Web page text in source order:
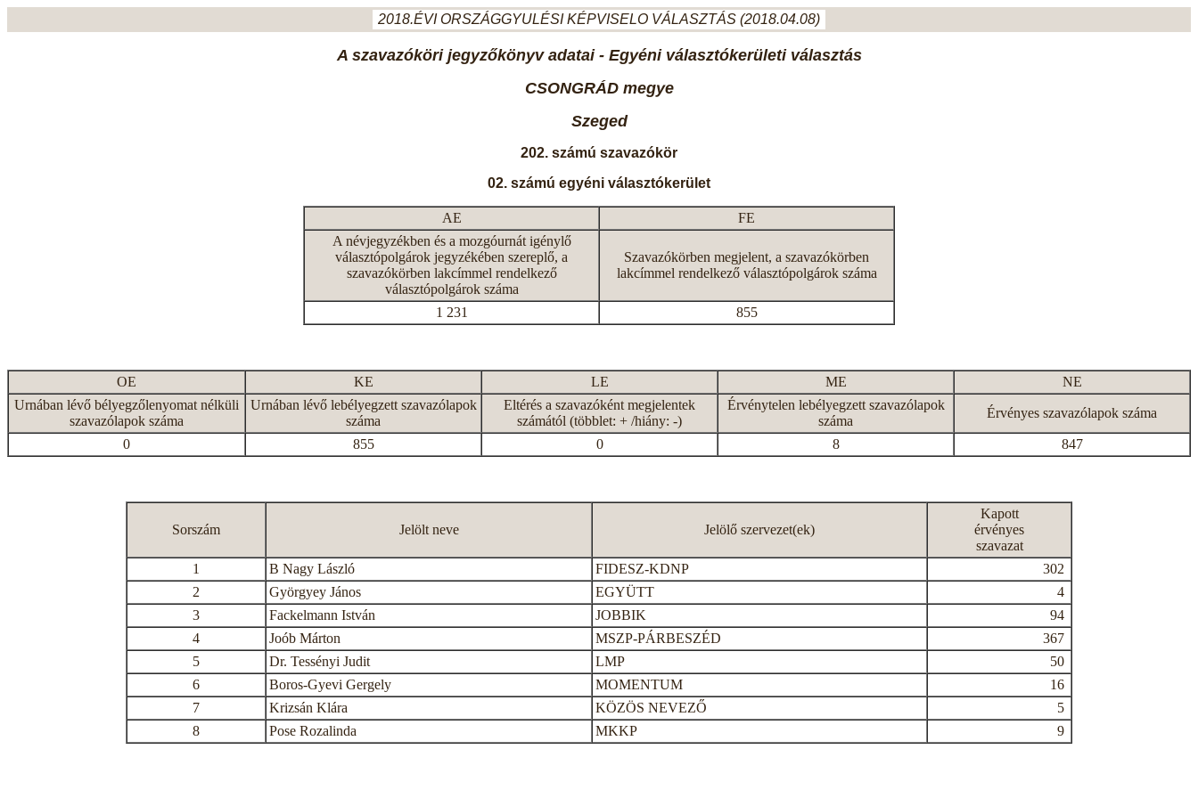
2018.ÉVI ORSZÁGGYULÉSI KÉPVISELO VÁLASZTÁS (2018.04.08)
A szavazóköri jegyzőkönyv adatai - Egyéni választókerületi választás
CSONGRÁD megye
Szeged
202. számú szavazókör
02. számú egyéni választókerület
AE
FE
A névjegyzékben és a mozgóurnát igénylő
választópolgárok jegyzékében szereplő, a
szavazókörben lakcímmel rendelkező
választópolgárok száma
Szavazókörben megjelent, a szavazókörben
lakcímmel rendelkező választópolgárok száma
1 231 855
OE KE LE ME
NE
Urnában lévő bélyegzőlenyomat nélküli
szavazólapok száma
Urnában lévő lebélyegzett szavazólapok
száma
Eltérés a szavazóként megjelentek
számától (többlet: + /hiány: -)
Érvénytelen lebélyegzett szavazólapok
száma
Érvényes szavazólapok száma
0 855 0 8 847
Sorszám Jelölt neve Jelölő szervezet(ek)
Kapott
érvényes
szavazat
1
B Nagy László FIDESZ-KDNP
302
2
Györgyey János EGYÜTT
4
3
Fackelmann István JOBBIK
94
4
Joób Márton MSZP-PÁRBESZÉD
367
5
Dr. Tessényi Judit LMP
50
6
Boros-Gyevi Gergely MOMENTUM
16
7
Krizsán Klára KÖZÖS NEVEZŐ
5
8
Pose Rozalinda MKKP 9